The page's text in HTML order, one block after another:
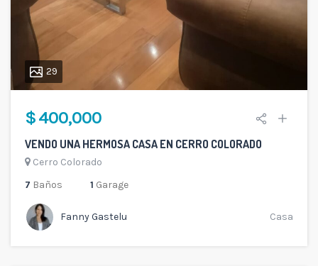
29
$ 400,000
VENDO UNA HERMOSA CASA EN CERRO COLORADO
Cerro Colorado
7 Baños 1 Garage
Fanny Gastelu Casa